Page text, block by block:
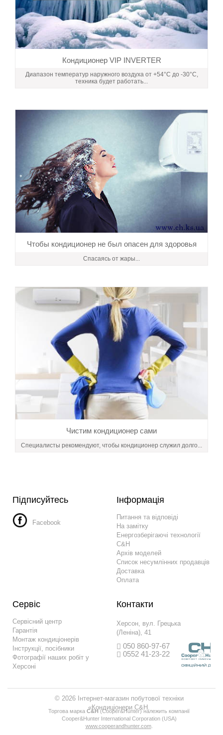
Кондиционер VIP INVERTER
Диапазон температур наружного воздуха от +54°C до -30°С,
техника будет работать...
Чтобы кондиционер не был опасен для здоровья
Спасаясь от жары...
Чистим кондиционер сами
Специалисты рекомендуют, чтобы кондиционер служил долго...
Підписуйтесь
Facebook
Інформація
Питання та відповіді
На замітку
Енергозберігаючі технології
C&H
Архів моделей
Список несумлінних продавців
Доставка
Оплата
Сервіс
Сервісний центр
Гарантія
Монтаж кондиціонерів
Інструкції, посібники
Фотографії наших робіт у
Херсоні
Контакти
Херсон, вул. Грецька
(Леніна), 41
050 860-97-67
0552 41-23-22
© 2026 Інтернет-магазин побутової техніки
«Кондиціонери C&H.
Торгова марка С&H(Сooper&Hunter) належить компанії
Сooper&Hunter International Corporation (USA)
www.cooperandhunter.com.